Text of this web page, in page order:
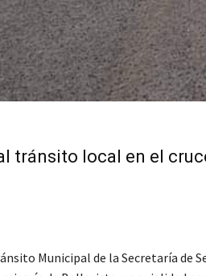
tránsito local en el
Municipal de la Secretaría